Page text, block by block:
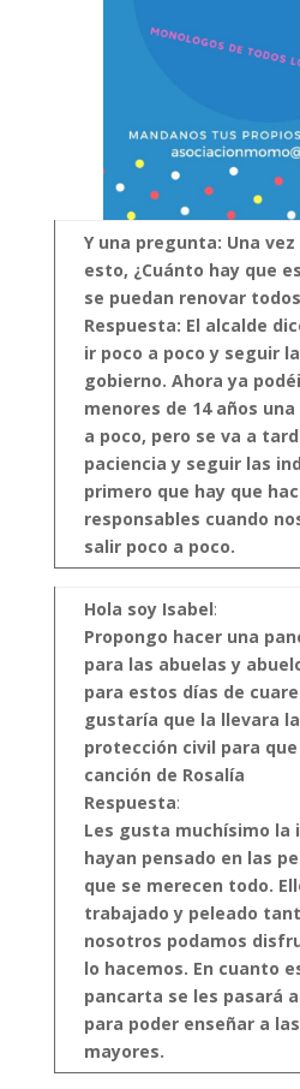
Y una pregunta: Una
esto, ¿Cuánto hay que
se puedan renovar
Respuesta: El alcalde
ir poco a poco y seguir
gobierno. Ahora ya
menores de 14 años
a poco, pero se va a
paciencia y seguir las
primero que hay que
responsables cuando
salir poco a poco.
Hola soy Isabel:
Propongo hacer una
para las abuelas y
para estos días de
gustaría que la llevara
protección civil para
canción de Rosalía
Respuesta:
Les gusta muchísimo la
hayan pensado en las
que se merecen todo.
trabajado y peleado
nosotros podamos
lo hacemos. En cuanto
pancarta se les pasará
para poder enseñar a
mayores.